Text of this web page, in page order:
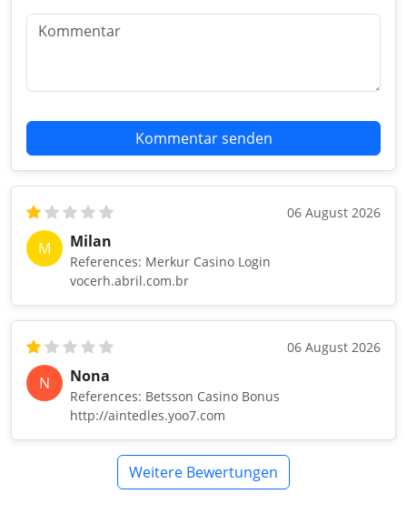
Kommentar senden
06 August 2026
M Milan
References: Merkur Casino Login
vocerh.abril.com.br
06 August 2026
N Nona
References: Betsson Casino Bonus
http://aintedles.yoo7.com
Weitere Bewertungen